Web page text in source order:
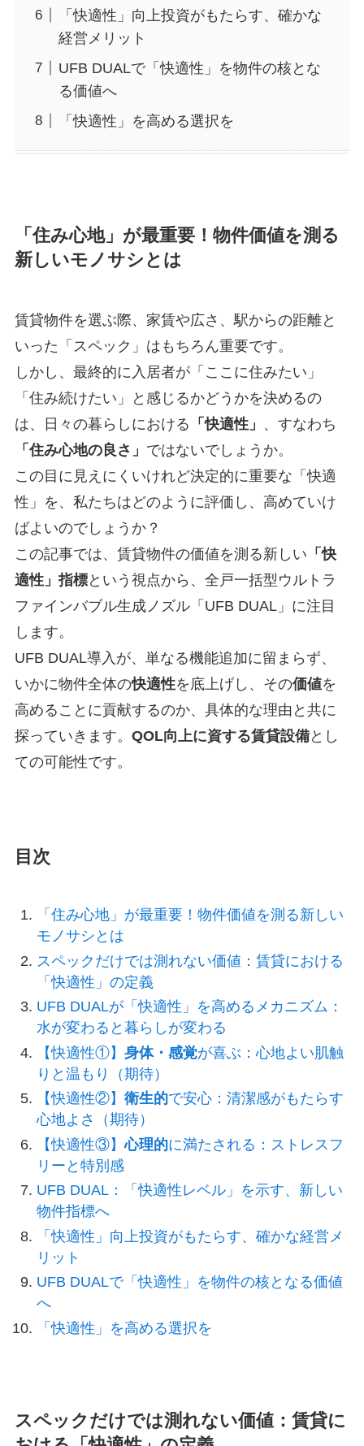
「快適性」向上投資がもたらす、確かな
経営メリット
UFB DUALで「快適性」を物件の核とな
る価値へ
「快適性」を高める選択を
「住み心地」が最重要！物件価値を測る
新しいモノサシとは
賃貸物件を選ぶ際、家賃や広さ、駅からの距離と
いった「スペック」はもちろん重要です。
しかし、最終的に入居者が「ここに住みたい」
「住み続けたい」と感じるかどうかを決めるの
は、日々の暮らしにおける 「快適性」 、すなわち
「住み心地の良さ」 ではないでしょうか。
この目に見えにくいけれど決定的に重要な「快適
性」を、私たちはどのように評価し、高めていけ
ばよいのでしょうか？
この記事では、賃貸物件の価値を測る新しい 「快
適性」指標という視点から、全戸一括型ウルトラ
ファインバブル生成ノズル「UFB DUAL」に注目
します。
UFB DUAL導入が、単なる機能追加に留まらず、
いかに物件全体の快適性を底上げし、その価値を
高めることに貢献するのか、具体的な理由と共に
探っていきます。 QOL向上に資する賃貸設備とし
ての可能性です。
目次
「住み心地」が最重要！物件価値を測る新しい
モノサシとは
スペックだけでは測れない価値：賃貸における
「快適性」の定義
UFB DUALが「快適性」を高めるメカニズム：
水が変わると暮らしが変わる
【快適性①】 身体・感覚が喜ぶ：心地よい肌触
りと温もり（期待）
【快適性②】 衛生的で安心：清潔感がもたらす
心地よさ（期待）
【快適性③】心理的に満たされる：ストレスフ
リーと特別感
UFB DUAL：「快適性レベル」を示す、新しい
物件指標へ
「快適性」向上投資がもたらす、確かな経営メ
リット
UFB DUALで「快適性」を物件の核となる価値
へ
「快適性」を高める選択を
スペックだけでは測れない価値：賃貸に